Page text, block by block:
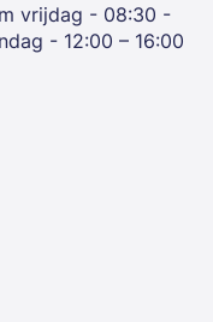
vrijdag - 08:30 -
- 12:00 – 16:00